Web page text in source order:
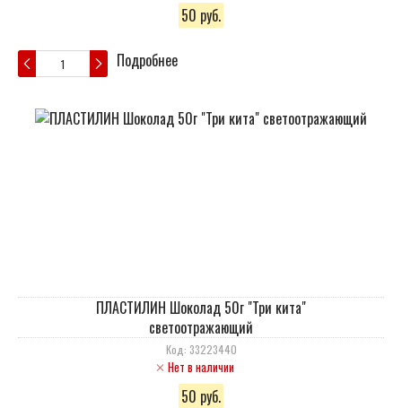
50 руб.
Подробнее
ПЛАСТИЛИН Шоколад 50г "Три кита"
светоотражающий
Код: 33223440
Нет в наличии
50 руб.